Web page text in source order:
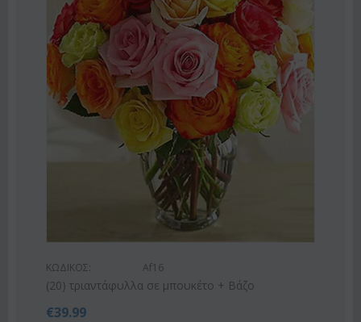
ΚΩΔΙΚΟΣ: Af16
(20) τριαντάφυλλα σε μπουκέτο + Βάζο
€39.99